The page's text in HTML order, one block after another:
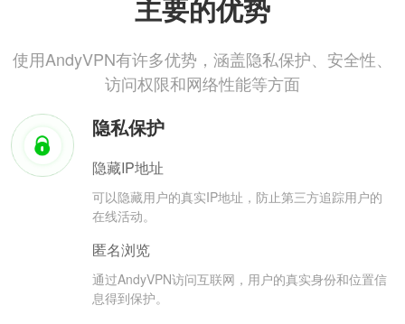
主要的优势
使用AndyVPN有许多优势，涵盖隐私保护、安全性、
访问权限和网络性能等方面
隐私保护
隐藏IP地址
可以隐藏用户的真实IP地址，防止第三方追踪用户的
在线活动。
匿名浏览
通过AndyVPN访问互联网，用户的真实身份和位置信
息得到保护。